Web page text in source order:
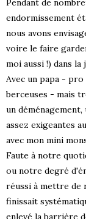
Pendant de
endormissement
nous avons
voire le faire
moi aussi !) dans la
Avec un papa -
berceuses - mais
un
assez exigeantes
avec mon mini
Faute à notre
ou notre degré
réussi à mettre de
finissait
enlevé la barrière